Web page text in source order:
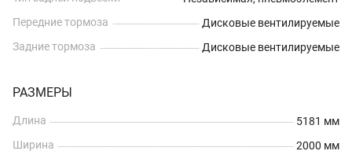
Передние тормоза
Дисковые вентилируемые
Задние тормоза
Дисковые вентилируемые
РАЗМЕРЫ
Длина
5181 мм
Ширина
2000 мм